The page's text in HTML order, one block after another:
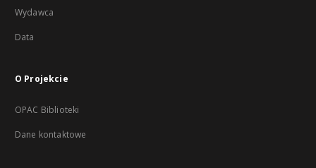
Wydawca
Data
O Projekcie
OPAC Biblioteki
Dane kontaktowe